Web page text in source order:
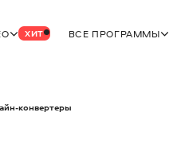
ХИТ ВСЕ ПРОГРАММЫ
конвертеры